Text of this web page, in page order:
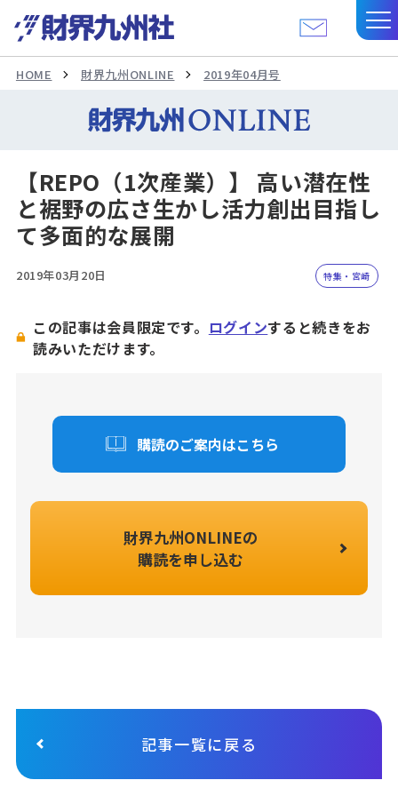
HOME 財界九州ONLINE 2019年04月号
【REPO（1次産業）】 高い潜在性
と裾野の広さ生かし活力創出目指し
て多面的な展開
2019年03月20日 特集・宮崎
この記事は会員限定です。 ログインすると続きをお
読みいただけます。
購読のご案内はこちら
財界九州ONLINEの
購読を申し込む
記事一覧に戻る